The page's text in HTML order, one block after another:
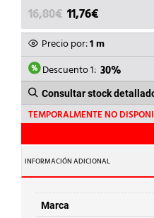
16,80€ EL
PRECIO
ORIGINAL
ERA:
16,80€.
11,76€
PRECIO
ACTUAL
ES:
11,76€.
Precio por:1 m
Descuento 1: 30%
Consultar stock
TEMPORALMENTE NO
INFORMACIÓN ADICIONAL
Marca